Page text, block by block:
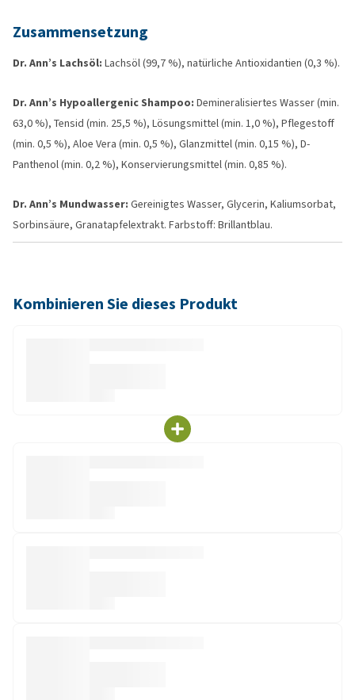
Zusammensetzung
Dr. Ann’s Lachsöl: Lachsöl (99,7 %), natürliche Antioxidantien (0,3 %).
Dr. Ann’s Hypoallergenic Shampoo: Demineralisiertes Wasser (min.
63,0 %), Tensid (min. 25,5 %), Lösungsmittel (min. 1,0 %), Pflegestoff
(min. 0,5 %), Aloe Vera (min. 0,5 %), Glanzmittel (min. 0,15 %), D-
Panthenol (min. 0,2 %), Konservierungsmittel (min. 0,85 %).
Dr. Ann’s Mundwasser: Gereinigtes Wasser, Glycerin, Kaliumsorbat,
Sorbinsäure, Granatapfelextrakt. Farbstoff: Brillantblau.
Kombinieren Sie dieses Produkt